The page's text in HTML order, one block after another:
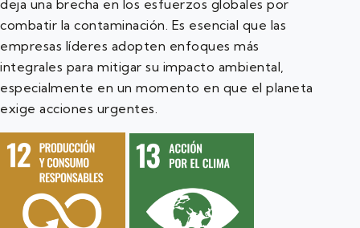
deja una brecha en los esfuerzos globales por
combatir la contaminación. Es esencial que las
empresas líderes adopten enfoques más
integrales para mitigar su impacto ambiental,
especialmente en un momento en que el planeta
exige acciones urgentes.